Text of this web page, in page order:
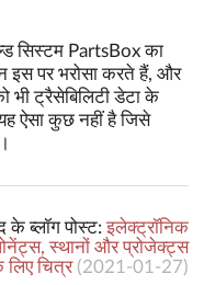
सिस्टम PartsBox का
इस पर भरोसा करते हैं, और
भी ट्रैसेबिलिटी डेटा के
ऐसा कुछ नहीं है जिसे
के ब्लॉग पोस्ट: इलेक्ट्रॉनिक
स्थानों और प्रोजेक्ट्स
लिए चित्र(2021-01-27)